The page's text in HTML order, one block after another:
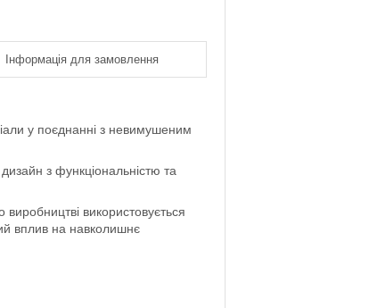
Інформація для замовлення
у поєднанні з невимушеним
з функціональністю та
виробництві використовується
вплив на навколишнє